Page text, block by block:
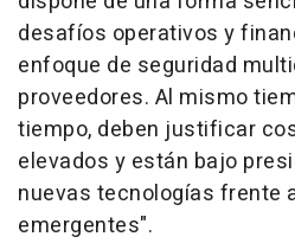
desafíos operativos y
enfoque de seguridad
proveedores. Al mismo
tiempo, deben justificar
elevados y están bajo
nuevas tecnologías frente
emergentes".